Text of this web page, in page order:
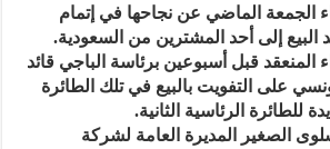
الجمعة الماضي عن نجاحها في إتمام
البيع إلى أحد المشترين من السعودية.
قبل أسبوعين برئاسة الباجي قائد
على التفويت بالبيع في تلك الطائرة
للطائرة الرئاسية الثانية.
الصغير المديرة العامة لشركة